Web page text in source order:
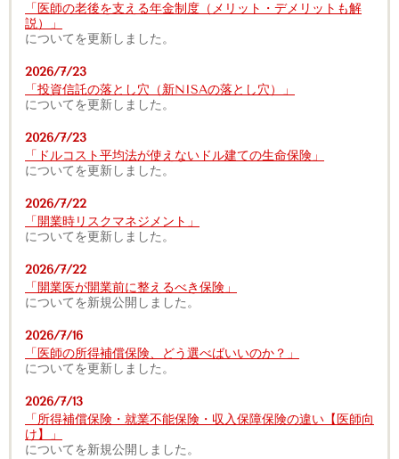
「医師の老後を支える年金制度（メリット・デメリットも解
説）」
についてを更新しました。
2026/7/23
「投資信託の落とし穴（新NISAの落とし穴）」
についてを更新しました。
2026/7/23
「ドルコスト平均法が使えないドル建ての生命保険」
についてを更新しました。
2026/7/22
「開業時リスクマネジメント」
についてを更新しました。
2026/7/22
「開業医が開業前に整えるべき保険」
についてを新規公開しました。
2026/7/16
「医師の所得補償保険、どう選べばいいのか？」
についてを更新しました。
2026/7/13
「所得補償保険・就業不能保険・収入保障保険の違い【医師向
け】」
についてを新規公開しました。